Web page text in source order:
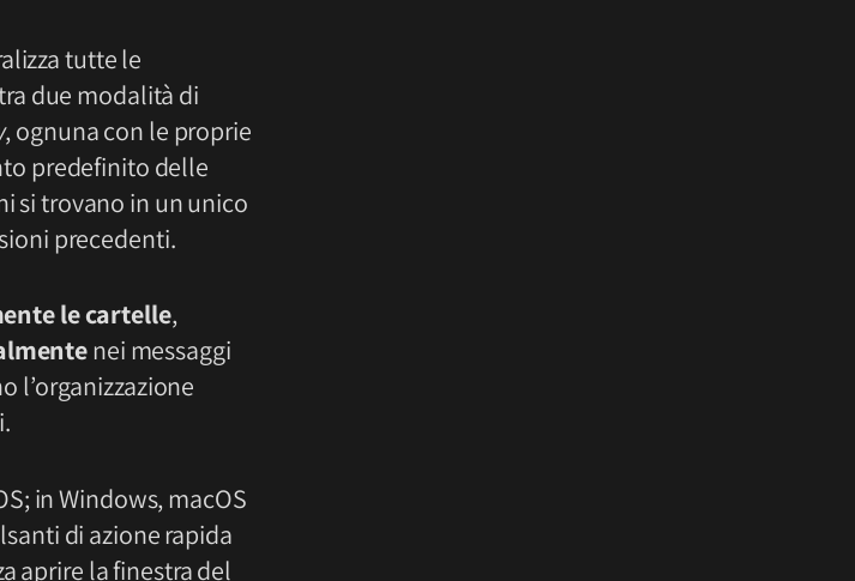
tutte le
due modalità di
, ognuna con le proprie
predefinito delle
si trovano in un unico
precedenti.
le cartelle,
nei messaggi
l’organizzazione
in Windows, macOS
di azione rapida
aprire la finestra del